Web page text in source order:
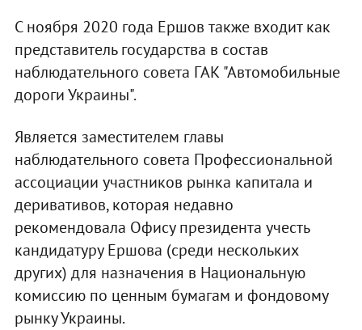
С ноября 2020 года Ершов также входит как
представитель государства в состав
наблюдательного совета ГАК "Автомобильные
дороги Украины".
Является заместителем главы
наблюдательного совета Профессиональной
ассоциации участников рынка капитала и
деривативов, которая недавно
рекомендовала Офису президента учесть
кандидатуру Ершова (среди нескольких
других) для назначения в Национальную
комиссию по ценным бумагам и фондовому
рынку Украины.